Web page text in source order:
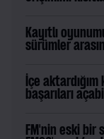
Kayıtlı
sürümler
İçe
başarıları
FM'nin eski bir